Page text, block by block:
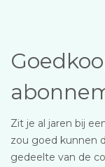
Zit je al jaren bij
zou goed kunnen
gedeelte van de